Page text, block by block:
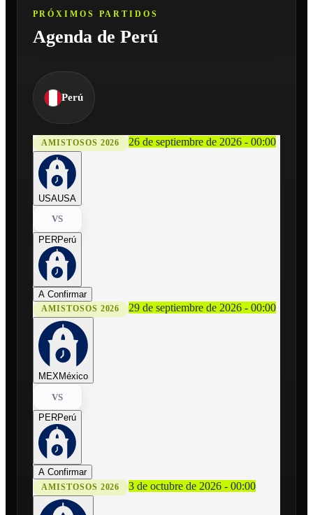
PRÓXIMOS PARTIDOS
Agenda de Perú
Perú
AMISTOSOS 2026 26 de septiembre de 2026 - 00:00
USAUSA
VS
PERPerú
A Confirmar
AMISTOSOS 2026 29 de septiembre de 2026 - 00:00
MEXMéxico
VS
PERPerú
A Confirmar
AMISTOSOS 2026 3 de octubre de 2026 - 00:00